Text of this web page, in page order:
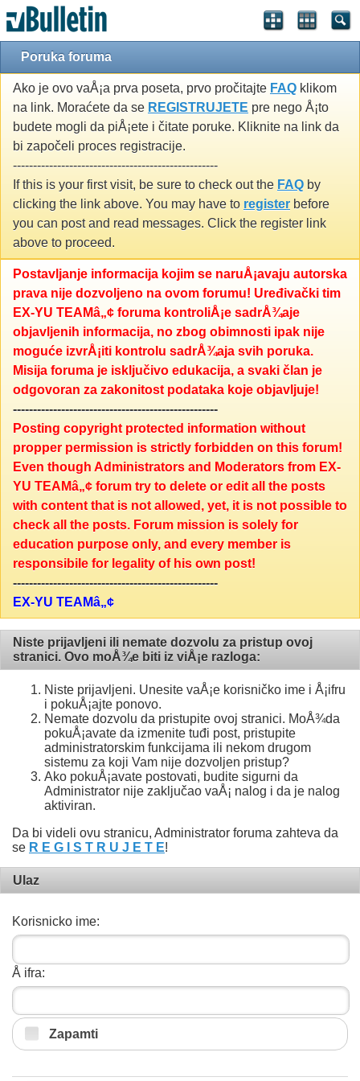
Poruka foruma
Ako je ovo vaÅ¡a prva poseta, prvo pročitajte FAQ klikom
na link. Moraćete da se REGISTRUJETE pre nego Å¡to
budete mogli da piÅ¡ete i čitate poruke. Kliknite na link da
bi započeli proces registracije.
---------------------------------------------------
If this is your first visit, be sure to check out the FAQ by
clicking the link above. You may have to register before
you can post and read messages. Click the register link
above to proceed.
Postavljanje informacija kojim se naruÅ¡avaju autorska
prava nije dozvoljeno na ovom forumu! Uređivački tim
EX-YU TEAMâ„¢ foruma kontroliÅ¡e sadrÅ¾aje
objavljenih informacija, no zbog obimnosti ipak nije
moguće izvrÅ¡iti kontrolu sadrÅ¾aja svih poruka.
Misija foruma je isključivo edukacija, a svaki član je
odgovoran za zakonitost podataka koje objavljuje!
---------------------------------------------------
Posting copyright protected information without
propper permission is strictly forbidden on this forum!
Even though Administrators and Moderators from EX-
YU TEAMâ„¢ forum try to delete or edit all the posts
with content that is not allowed, yet, it is not possible to
check all the posts. Forum mission is solely for
education purpose only, and every member is
responsibile for legality of his own post!
---------------------------------------------------
EX-YU TEAMâ„¢
Niste prijavljeni ili nemate dozvolu za pristup ovoj
stranici. Ovo moÅ¾e biti iz viÅ¡e razloga:
Niste prijavljeni. Unesite vaÅ¡e korisničko ime i Å¡ifru
i pokuÅ¡ajte ponovo.
Nemate dozvolu da pristupite ovoj stranici. MoÅ¾da
pokuÅ¡avate da izmenite tuđi post, pristupite
administratorskim funkcijama ili nekom drugom
sistemu za koji Vam nije dozvoljen pristup?
Ako pokuÅ¡avate postovati, budite sigurni da
Administrator nije zaključao vaÅ¡ nalog i da je nalog
aktiviran.
Da bi videli ovu stranicu, Administrator foruma zahteva da
se R E G I S T R U J E T E!
Ulaz
Korisnicko ime:
Å ifra:
Zapamti